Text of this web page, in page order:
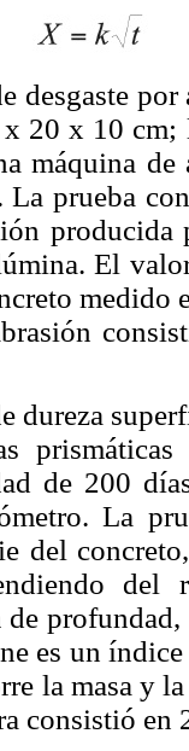
desgaste
20 x 10 cm;
máquina de
La prueba
El
medido
dureza
de 200
La
del
del
de
es un
la masa y
consistió en